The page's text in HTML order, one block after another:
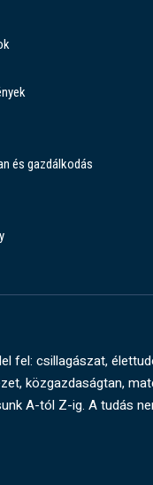
és gazdálkodás
fel: csillagászat,
közgazdaságtan,
A-tól Z-ig. A tudás